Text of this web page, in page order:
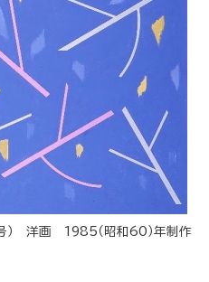
） 洋画 1985（昭和60）年制作